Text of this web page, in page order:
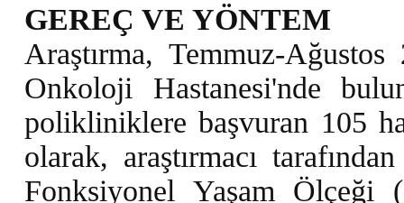
GEREÇ VE YÖNTEM
Araştırma, Temmuz-
Onkoloji Hastanesi'nde
polikliniklere başvuran 105
olarak, araştırmacı
Fonksiyonel Yaşam Ölçeği